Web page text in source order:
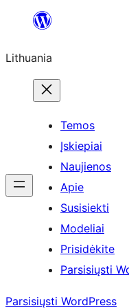
turinio
Lithuania
Temos
Įskiepiai
Naujienos
Apie
Susisiekti
Modeliai
Prisidėkite
Parsisiųsti
Parsisiųsti WordPress